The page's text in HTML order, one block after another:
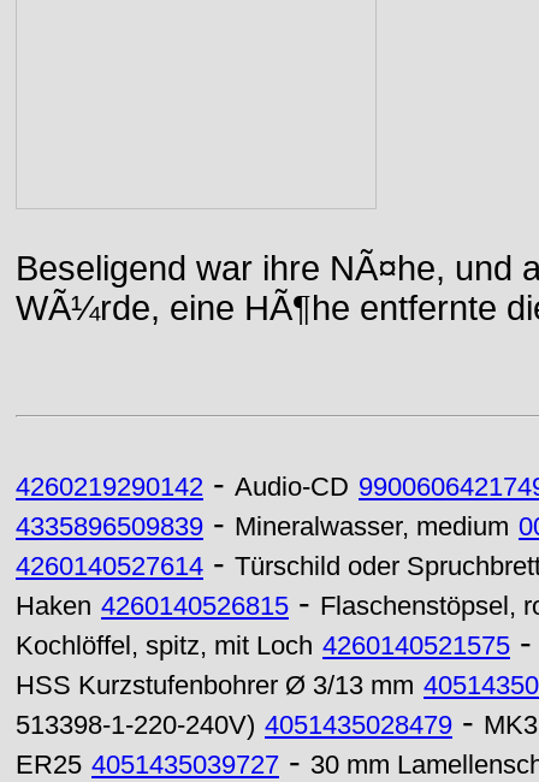
Beseligend war ihre NÃ¤he, und
WÃ¼rde, eine HÃ¶he entfernte
4260219290142 - Audio-CD
4335896509839 - Mineralwasser, medium
4260140527614 - Türschild oder
Haken 4260140526815 - Flaschenstöpsel,
Kochlöffel, spitz, mit Loch 4260140521575
HSS Kurzstufenbohrer Ø 3/13 mm
513398-1-220-240V) 4051435028479 -
ER25 4051435039727 - 30 mm